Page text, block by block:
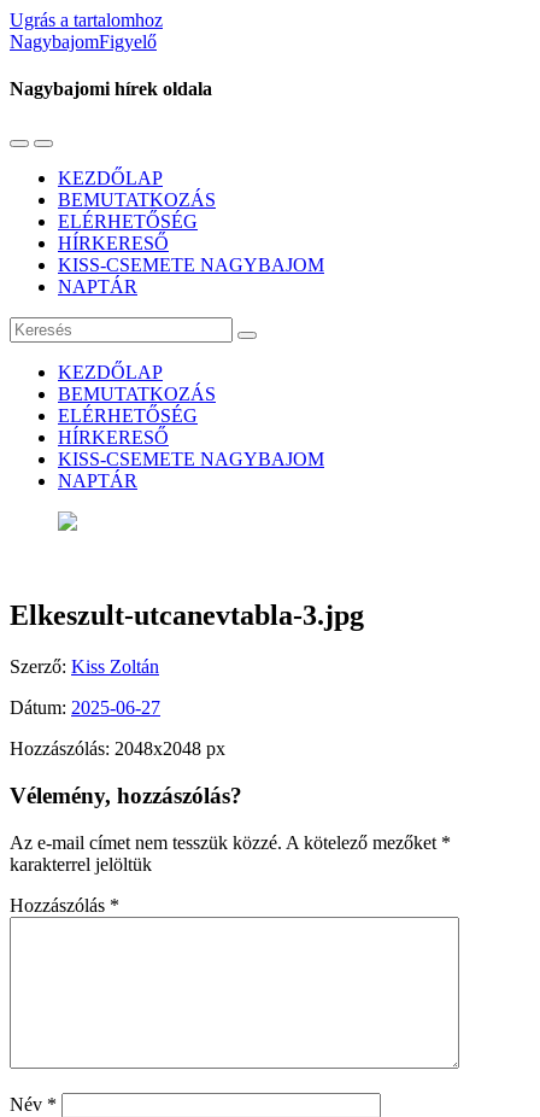
Ugrás a tartalomhoz
NagybajomFigyelő
Nagybajomi hírek oldala
Váltás
mobil
menüre
Használja
keresés
mezőt
KEZDŐLAP
BEMUTATKOZÁS
ELÉRHETŐSÉG
HÍRKERESŐ
KISS-CSEMETE NAGYBAJOM
NAPTÁR
Keresés
KEZDŐLAP
BEMUTATKOZÁS
ELÉRHETŐSÉG
HÍRKERESŐ
KISS-CSEMETE NAGYBAJOM
NAPTÁR
Elkeszult-utcanevtabla-3.jpg
Szerző: Kiss Zoltán
Dátum: 2025-06-27
Hozzászólás: 2048x2048 px
Vélemény, hozzászólás?
Az e-mail címet nem tesszük közzé. A kötelező mezőket *
karakterrel jelöltük
Hozzászólás *
Név *